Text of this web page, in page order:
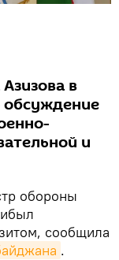
в
обсуждение
и
обороны
сообщила
.